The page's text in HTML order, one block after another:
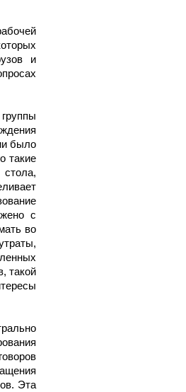
и
было
такие
с
во
такой
Эта